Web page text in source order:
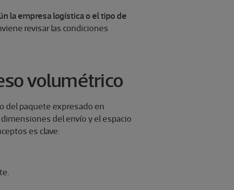
la empresa logística o el tipo de
revisar las condiciones
volumétrico
del paquete expresado en
del envío y el espacio
es clave: